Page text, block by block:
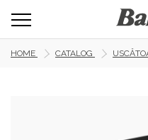
HOME CATALOG